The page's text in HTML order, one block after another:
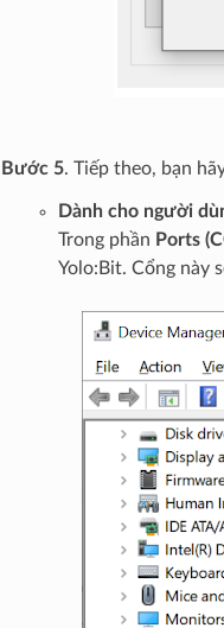
Bước 5. Tiếp theo, bạn
Dành cho người
Trong phần Ports
Yolo:Bit. Cổng này